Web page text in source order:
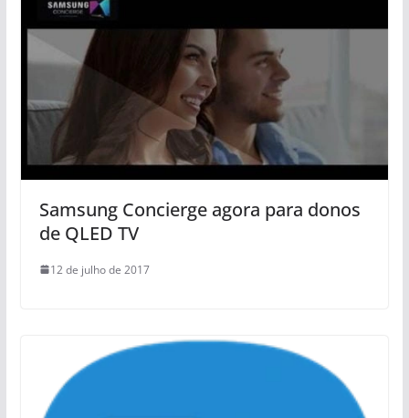
Samsung Concierge agora para donos
de QLED TV
12 de julho de 2017